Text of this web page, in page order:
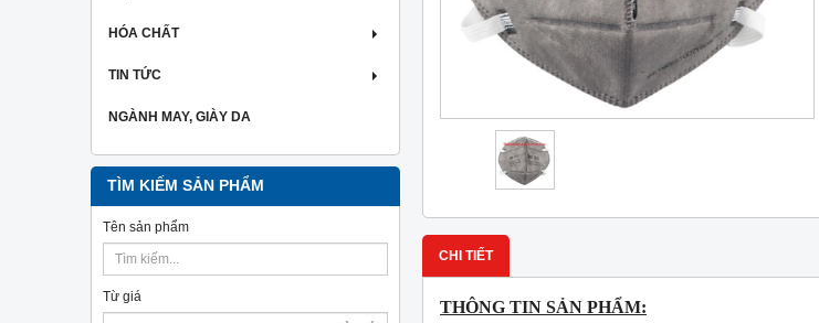
HÓA CHẤT
TIN TỨC
NGÀNH MAY, GIÀY DA
TÌM KIẾM SẢN PHẨM
Tên sản phẩm
Từ giá
CHI TIẾT
THÔNG TIN SẢN PHẨM: